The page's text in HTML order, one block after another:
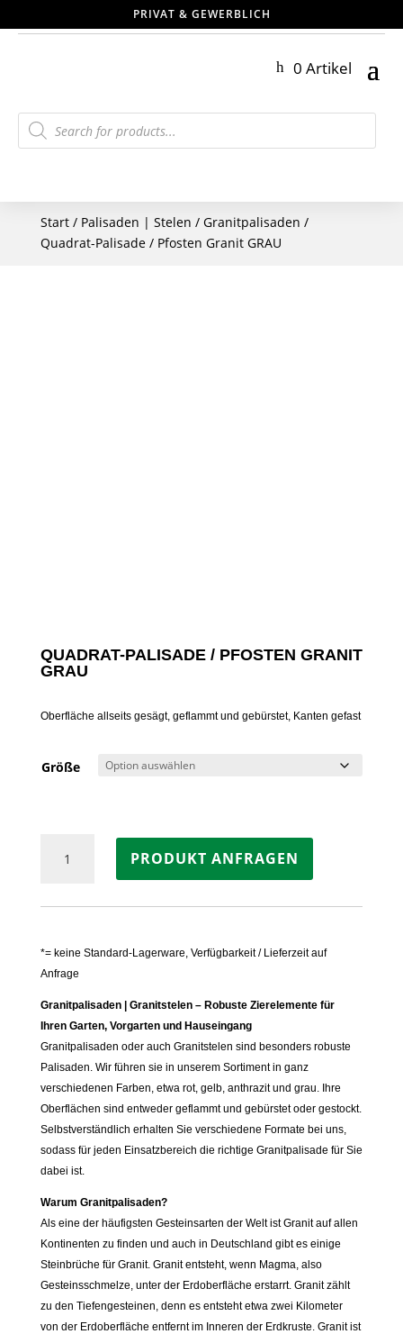
PRIVAT & GEWERBLICH
0 Artikel
Products
search
Start/ Palisaden | Stelen / Granitpalisaden /
Quadrat-Palisade / Pfosten Granit GRAU
QUADRAT-PALISADE / PFOSTEN GRANIT
GRAU
Oberfläche allseits gesägt, geflammt und gebürstet, Kanten gefast
Größe
Palisade
Pfosten
GRAU
Menge
PRODUKT ANFRAGEN
*= keine Standard-Lagerware, Verfügbarkeit / Lieferzeit auf
Anfrage
Granitpalisaden | Granitstelen – Robuste Zierelemente für
Ihren Garten, Vorgarten und Hauseingang
Granitpalisaden oder auch Granitstelen sind besonders robuste
Palisaden. Wir führen sie in unserem Sortiment in ganz
verschiedenen Farben, etwa rot, gelb, anthrazit und grau. Ihre
Oberflächen sind entweder geflammt und gebürstet oder gestockt.
Selbstverständlich erhalten Sie verschiedene Formate bei uns,
sodass für jeden Einsatzbereich die richtige Granitpalisade für Sie
dabei ist.
Warum Granitpalisaden?
Als eine der häufigsten Gesteinsarten der Welt ist Granit auf allen
Kontinenten zu finden und auch in Deutschland gibt es einige
Steinbrüche für Granit. Granit entsteht, wenn Magma, also
Gesteinsschmelze, unter der Erdoberfläche erstarrt. Granit zählt
zu den Tiefengesteinen, denn es entsteht etwa zwei Kilometer
von der Erdoberfläche entfernt im Inneren der Erdkruste. Granit ist